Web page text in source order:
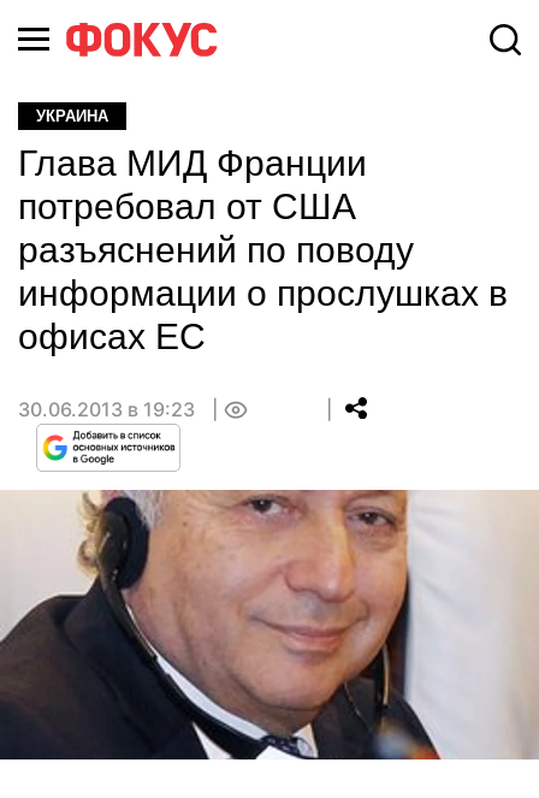
УКРАИНА
Глава МИД Франции
потребовал от США
разъяснений по поводу
информации о прослушках в
офисах ЕС
30.06.2013 в 19:23